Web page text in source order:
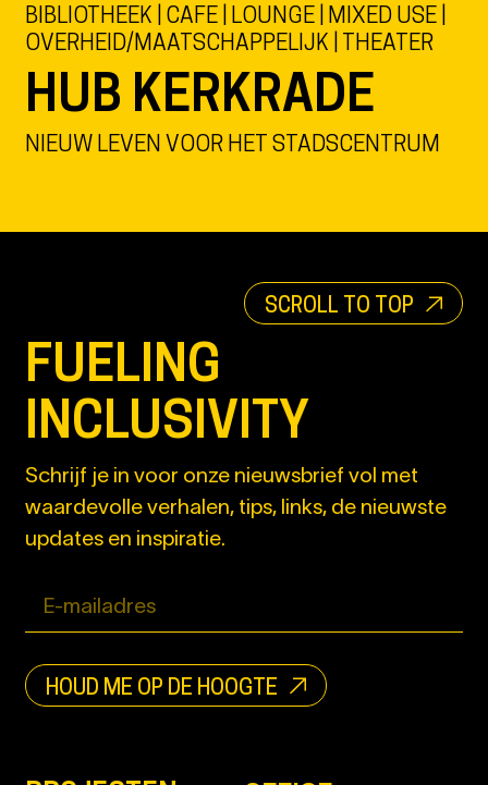
BIBLIOTHEEK | CAFE | LOUNGE | MIXED USE |
OVERHEID/MAATSCHAPPELIJK | THEATER
HUB KERKRADE
NIEUW LEVEN VOOR HET STADSCENTRUM
SCROLL TO TOP
FUELING
INCLUSIVITY
Schrijf je in voor onze nieuwsbrief vol met
waardevolle verhalen, tips, links, de nieuwste
updates en inspiratie.
HOUD ME OP DE HOOGTE